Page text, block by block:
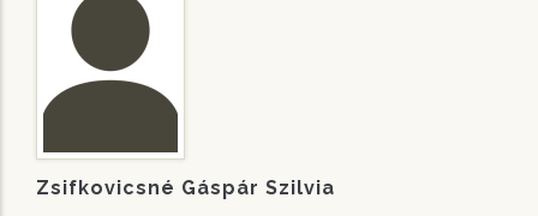
Zsifkovicsné Gáspár Szilvia